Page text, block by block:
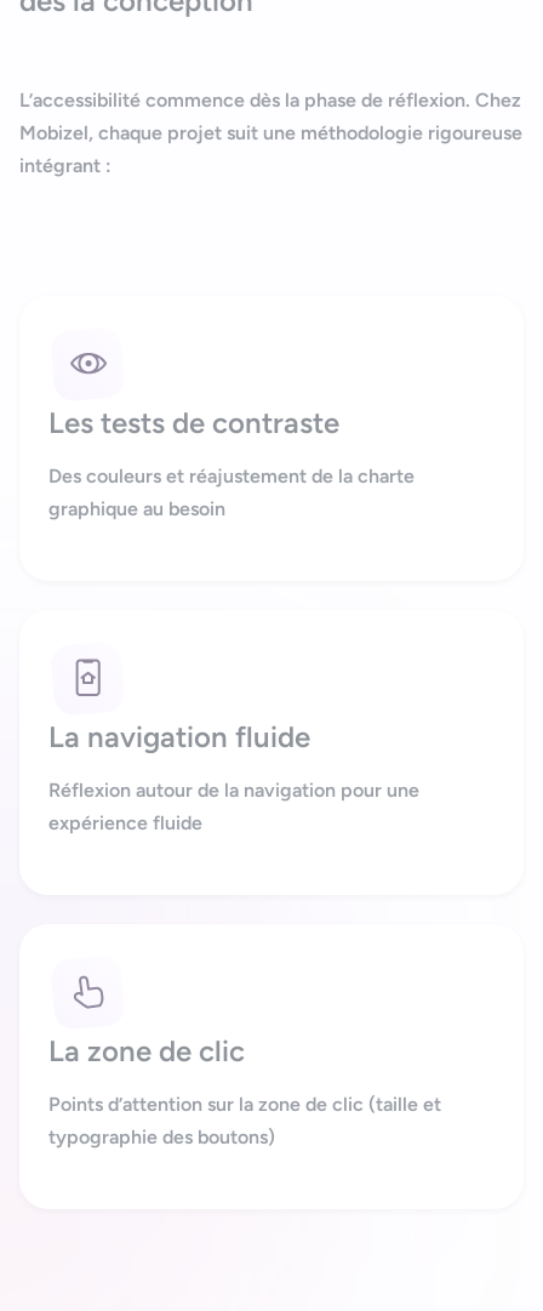
L’accessibilité commence dès la phase de réflexion. Chez
Mobizel, chaque projet suit une méthodologie rigoureuse
intégrant :
Les tests de contraste
Des couleurs et réajustement de la charte
graphique au besoin
La navigation fluide
Réflexion autour de la navigation pour une
expérience fluide
La zone de clic
Points d’attention sur la zone de clic (taille et
typographie des boutons)